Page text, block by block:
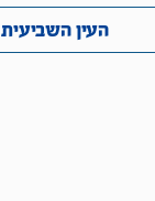
העין השביעית
העין השביעית